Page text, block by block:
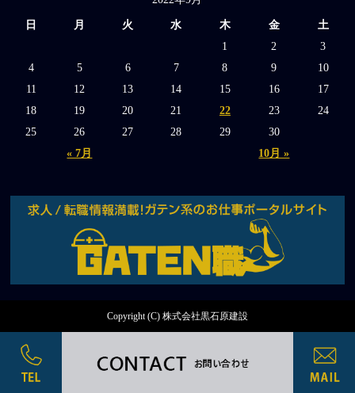
日 月 火 水 木 金 土
« 7月 10月 »
1 2
3
4
5 6 7 8 9
10
11
12 13 14 15 16
17
18
19 20 21 22 23
24
25
26 27 28 29 30
Copyright (C) 株式会社黒石原建設